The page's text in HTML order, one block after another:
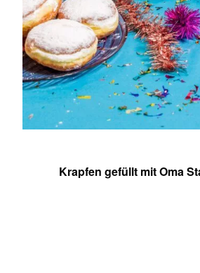
Krapfen gefüllt mit Oma